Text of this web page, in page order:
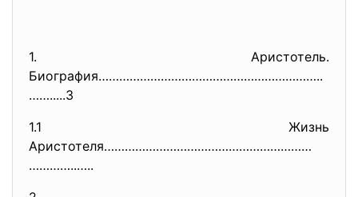
1. Аристотель.
Биография………………………………………………………..
…….....3
1.1 Жизнь
Аристотеля……………………………………………………
…………..…..